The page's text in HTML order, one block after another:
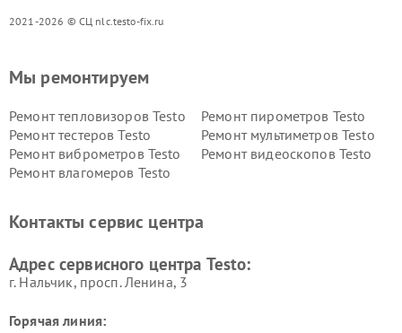
2021-2026 © СЦ nlc.testo-fix.ru
Мы ремонтируем
Ремонт тепловизоров Testo
Ремонт пирометров Testo
Ремонт тестеров Testo
Ремонт мультиметров Testo
Ремонт виброметров Testo
Ремонт видеоскопов Testo
Ремонт влагомеров Testo
Контакты сервис центра
Адрес сервисного центра Testo:
г. Нальчик, просп. Ленина, 3
Горячая линия: